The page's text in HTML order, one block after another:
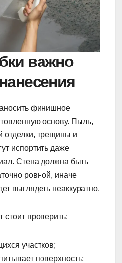
важно
финишное
основу. Пыль,
отделки, трещины и
испортить даже
Стена должна быть
ровной, иначе
выглядеть неаккуратно.
стоит проверить:
участков;
поверхность;